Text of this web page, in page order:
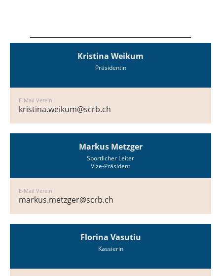
Kristina Weikum
Präsidentin
E-Mail Verein
kristina.weikum@scrb.ch
Markus Metzger
Sportlicher Leiter
Vize-Präsident
E-Mail Verein
markus.metzger@scrb.ch
Florina Vasutiu
Kassierin